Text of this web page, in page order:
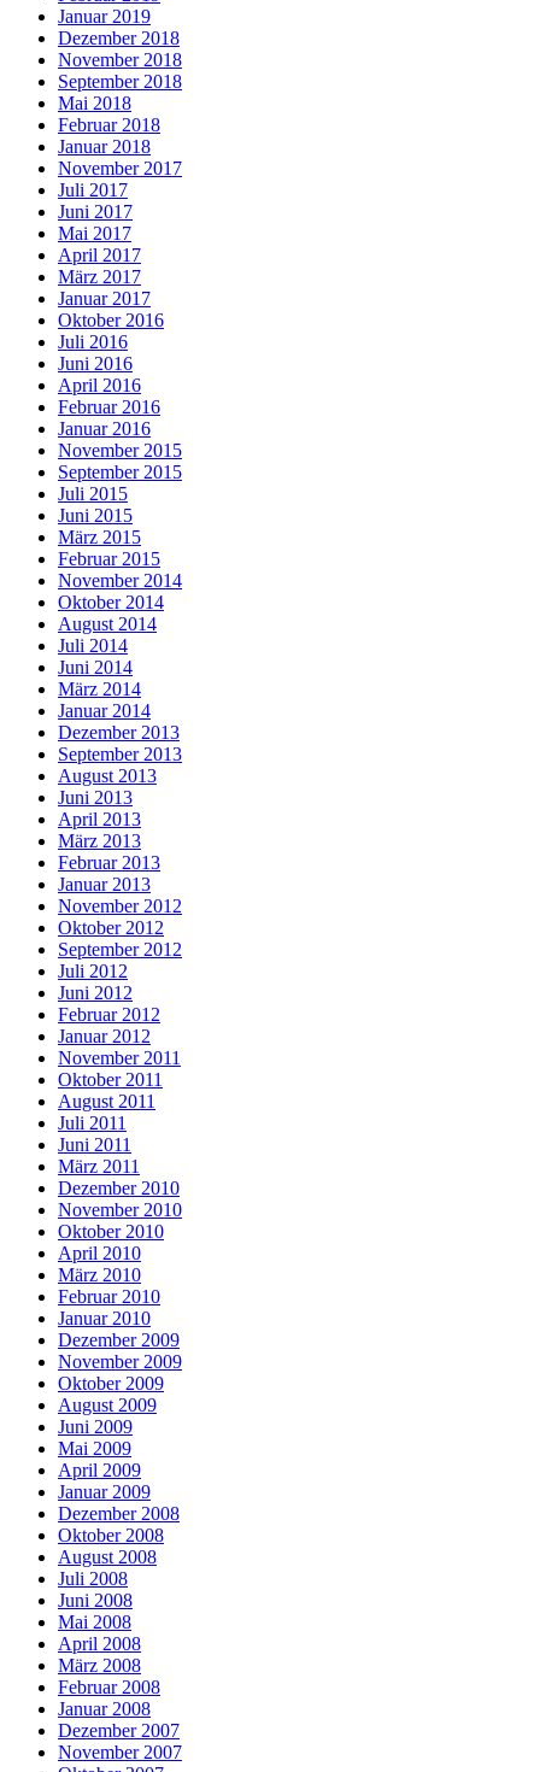
Januar 2019
Dezember 2018
November 2018
September 2018
Mai 2018
Februar 2018
Januar 2018
November 2017
Juli 2017
Juni 2017
Mai 2017
April 2017
März 2017
Januar 2017
Oktober 2016
Juli 2016
Juni 2016
April 2016
Februar 2016
Januar 2016
November 2015
September 2015
Juli 2015
Juni 2015
März 2015
Februar 2015
November 2014
Oktober 2014
August 2014
Juli 2014
Juni 2014
März 2014
Januar 2014
Dezember 2013
September 2013
August 2013
Juni 2013
April 2013
März 2013
Februar 2013
Januar 2013
November 2012
Oktober 2012
September 2012
Juli 2012
Juni 2012
Februar 2012
Januar 2012
November 2011
Oktober 2011
August 2011
Juli 2011
Juni 2011
März 2011
Dezember 2010
November 2010
Oktober 2010
April 2010
März 2010
Februar 2010
Januar 2010
Dezember 2009
November 2009
Oktober 2009
August 2009
Juni 2009
Mai 2009
April 2009
Januar 2009
Dezember 2008
Oktober 2008
August 2008
Juli 2008
Juni 2008
Mai 2008
April 2008
März 2008
Februar 2008
Januar 2008
Dezember 2007
November 2007